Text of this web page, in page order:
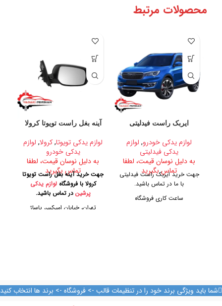
محصولات مرتبط
ایربک راست فیدلیتی
لوازم یدکی خودرو, لوازم
یدکی فیدلیتی
به دلیل نوسان قیمت، لطفا
تماس بگیرید
جهت خرید ایربک راست فیدلیتی
با ما در تماس باشید.
ساعت کاری فروشگاه
09128884461
آینه بغل راست تویوتا کرولا
لوازم یدکی تویوتا,کرولا, لوازم
یدکی خودرو
به دلیل نوسان قیمت، لطفا
تماس بگیرید
جهت خرید آینه بغل راست تویوتا
کرولا با فروشگاهلوازم یدکی
پرشین در تماس باشید.
تهران، خیابان امیرکبیر، پاساژ
شما باید ویژگی برند خود را در تنظیمات قالب -> فروشگاه -> برند ها انتخاب کنید